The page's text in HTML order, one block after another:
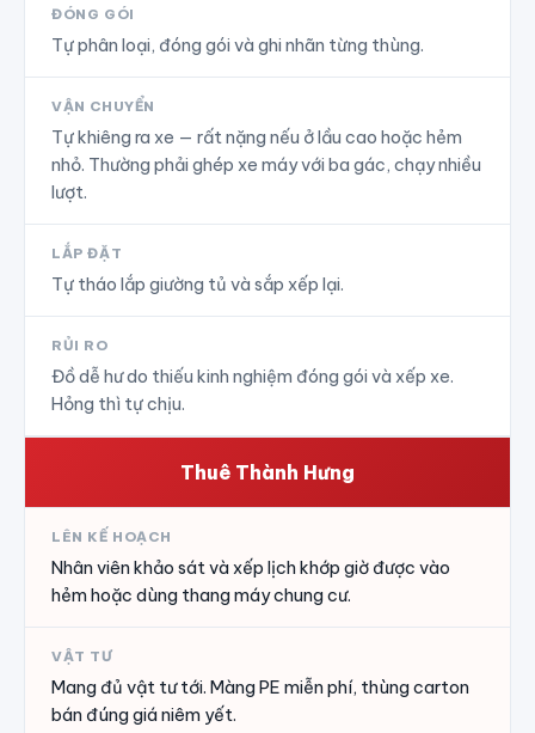
ĐÓNG GÓI
Tự phân loại, đóng gói và ghi nhãn từng thùng.
VẬN CHUYỂN
Tự khiêng ra xe — rất nặng nếu ở lầu cao hoặc hẻm
nhỏ. Thường phải ghép xe máy với ba gác, chạy nhiều
lượt.
LẮP ĐẶT
Tự tháo lắp giường tủ và sắp xếp lại.
RỦI RO
Đồ dễ hư do thiếu kinh nghiệm đóng gói và xếp xe.
Hỏng thì tự chịu.
Thuê Thành Hưng
LÊN KẾ HOẠCH
Nhân viên khảo sát và xếp lịch khớp giờ được vào
hẻm hoặc dùng thang máy chung cư.
VẬT TƯ
Mang đủ vật tư tới. Màng PE miễn phí, thùng carton
bán đúng giá niêm yết.